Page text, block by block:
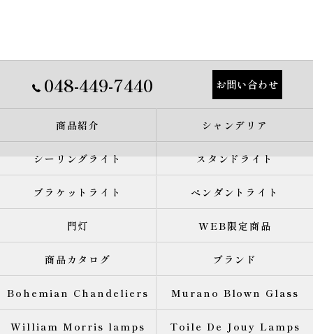
048-449-7440 お問い合わせ
商品紹介 シャンデリア
シーリングライト スタンドライト
ブラケットライト ペンダントライト
門灯 WEB限定商品
商品カタログ ブランド
Bohemian Chandeliers Murano Blown Glass
William Morris lamps Toile De Jouy Lamps